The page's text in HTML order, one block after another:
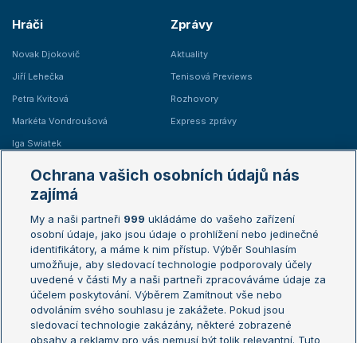
Hráči
Novak Djokovič
Jiří Lehečka
Petra Kvitová
Markéta Vondroušová
Iga Swiatek
Zprávy
Aktuality
Tenisová Previews
Rozhovory
Express zprávy
Žebříčky
Žebříček ATP (muži)
Žebříček WTA (ženy)
Sázkařský žebříček
Australian Open
French Open
Wimbledon
US Open
Turnaj mistrů
Turnaj mistryň
Ochrana vašich osobních údajů nás
zajímá
My a naši partneři 999 ukládáme do vašeho zařízení
osobní údaje, jako jsou údaje o prohlížení nebo jedinečné
identifikátory, a máme k nim přístup. Výběr Souhlasím
umožňuje, aby sledovací technologie podporovaly účely
uvedené v části My a naši partneři zpracováváme údaje za
účelem poskytování. Výběrem Zamítnout vše nebo
odvoláním svého souhlasu je zakážete. Pokud jsou
sledovací technologie zakázány, některé zobrazené
obsahy a reklamy pro vás nemusí být tolik relevantní. Tuto